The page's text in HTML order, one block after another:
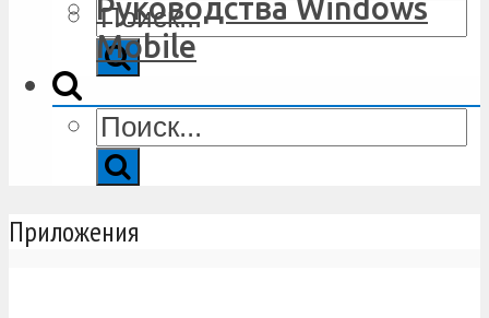
Руководства Windows
Mobile
Приложения